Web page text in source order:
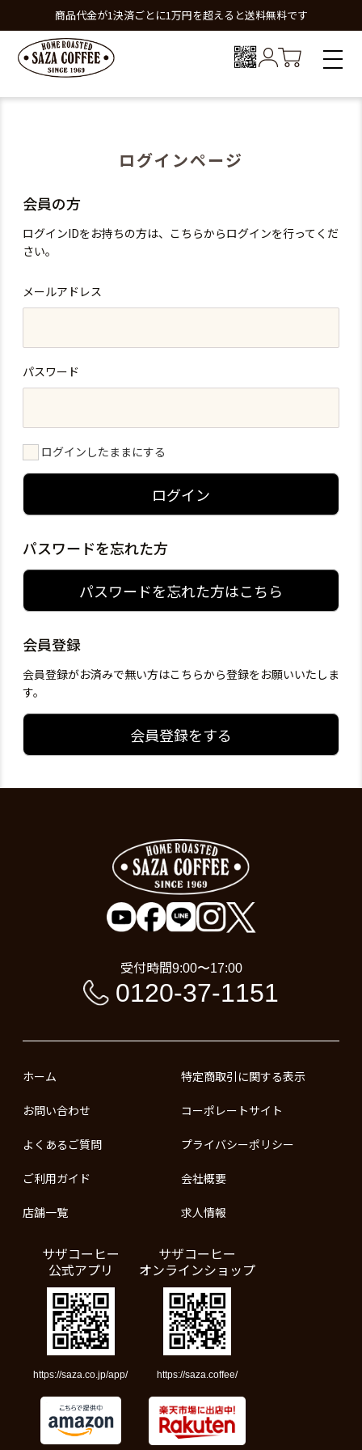
商品代金が1決済ごとに1万円を超えると送料無料です
ログインページ
会員の方
ログインIDをお持ちの方は、こちらからログインを行ってくだ
さい。
メールアドレス
パスワード
ログインしたままにする
ログイン
パスワードを忘れた方
パスワードを忘れた方はこちら
会員登録
会員登録がお済みで無い方はこちらから登録をお願いいたしま
す。
会員登録をする
受付時間9:00〜17:00
0120-37-1151
ホーム
お問い合わせ
よくあるご質問
ご利用ガイド
店舗一覧
特定商取引に関する表示
コーポレートサイト
プライバシーポリシー
会社概要
求人情報
サザコーヒー
公式アプリ
https://saza.co.jp/app/
サザコーヒー
オンラインショップ
https://saza.coffee/